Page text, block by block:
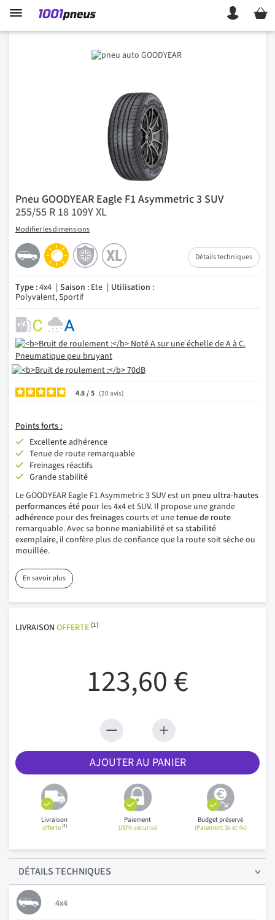
Mon
Pneu GOODYEAR Eagle F1 Asymmetric 3 SUV
255/55 R 18 109Y XL
Modifier les dimensions
Détails techniques
Type : 4x4 Saison : Ete Utilisation :
Polyvalent, Sportif
4.8/ 20avis
Pointsforts :
Excellente adhérence
Tenue de route remarquable
Freinages réactifs
Grande stabilité
Le GOODYEAR Eagle F1 Asymmetric 3 SUV est un pneu ultra-hautes
performances été pour les 4x4 et SUV. Il propose une grande
adhérence pour desfreinagescourts et unetenue de route
remarquable. Avec sa bonne maniabilitéet sa stabilité
exemplaire, il confère plus de confiance que la route soit sèche ou
mouillée.
En savoir plus
LIVRAISON OFFERTE (1)
123,60 €
AJOUTER AU PANIER
Livraison
offerte(1)
Paiement
100% sécurisé
Budget préservé
(Paiement 3x et 4x)
DÉTAILSTECHNIQUES
4x4